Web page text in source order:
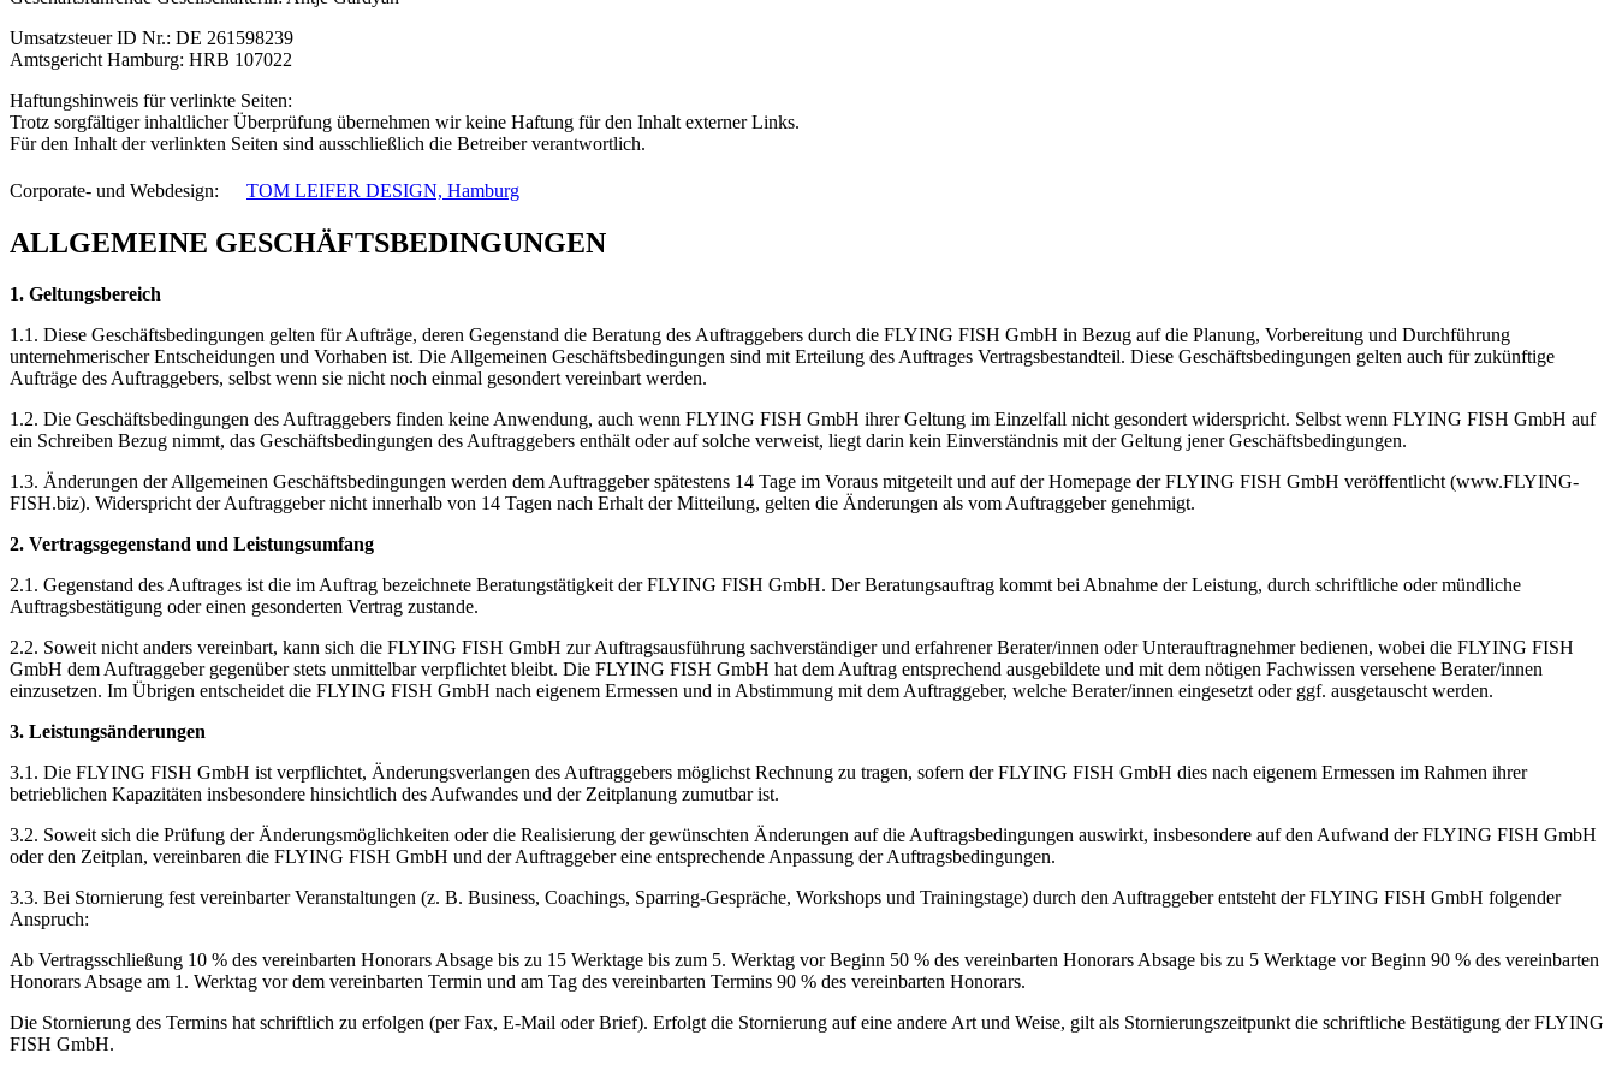
Umsatzsteuer ID Nr.: DE 261598239
Amtsgericht Hamburg: HRB 107022
Haftungshinweis für verlinkte Seiten:
Trotz sorgfältiger inhaltlicher Überprüfung übernehmen wir keine Haftung für den Inhalt externer Links.
Für den Inhalt der verlinkten Seiten sind ausschließlich die Betreiber verantwortlich.
Corporate- und Webdesign: ﾠ TOM LEIFER DESIGN, Hamburg
ALLGEMEINE GESCHÄFTSBEDINGUNGEN
1. Geltungsbereich
1.1. Diese Geschäftsbedingungen gelten für Aufträge, deren Gegenstand die Beratung des Auftraggebers durch die FLYING FISH GmbH in Bezug auf die Planung, Vorbereitung und Durchführung
unternehmerischer Entscheidungen und Vorhaben ist. Die Allgemeinen Geschäftsbedingungen sind mit Erteilung des Auftrages Vertragsbestandteil. Diese Geschäftsbedingungen gelten auch für zukünftige
Aufträge des Auftraggebers, selbst wenn sie nicht noch einmal gesondert vereinbart werden.
1.2. Die Geschäftsbedingungen des Auftraggebers finden keine Anwendung, auch wenn FLYING FISH GmbH ihrer Geltung im Einzelfall nicht gesondert widerspricht. Selbst wenn FLYING FISH GmbH auf
ein Schreiben Bezug nimmt, das Geschäftsbedingungen des Auftraggebers enthält oder auf solche verweist, liegt darin kein Einverständnis mit der Geltung jener Geschäftsbedingungen.
1.3. Änderungen der Allgemeinen Geschäftsbedingungen werden dem Auftraggeber spätestens 14 Tage im Voraus mitgeteilt und auf der Homepage der FLYING FISH GmbH veröffentlicht (www.FLYING-
FISH.biz). Widerspricht der Auftraggeber nicht innerhalb von 14 Tagen nach Erhalt der Mitteilung, gelten die Änderungen als vom Auftraggeber genehmigt.
2. Vertragsgegenstand und Leistungsumfang
2.1. Gegenstand des Auftrages ist die im Auftrag bezeichnete Beratungstätigkeit der FLYING FISH GmbH. Der Beratungsauftrag kommt bei Abnahme der Leistung, durch schriftliche oder mündliche
Auftragsbestätigung oder einen gesonderten Vertrag zustande.
2.2. Soweit nicht anders vereinbart, kann sich die FLYING FISH GmbH zur Auftragsausführung sachverständiger und erfahrener Berater/innen oder Unterauftragnehmer bedienen, wobei die FLYING FISH
GmbH dem Auftraggeber gegenüber stets unmittelbar verpflichtet bleibt. Die FLYING FISH GmbH hat dem Auftrag entsprechend ausgebildete und mit dem nötigen Fachwissen versehene Berater/innen
einzusetzen. Im Übrigen entscheidet die FLYING FISH GmbH nach eigenem Ermessen und in Abstimmung mit dem Auftraggeber, welche Berater/innen eingesetzt oder ggf. ausgetauscht werden.
3. Leistungsänderungen
3.1. Die FLYING FISH GmbH ist verpflichtet, Änderungsverlangen des Auftraggebers möglichst Rechnung zu tragen, sofern der FLYING FISH GmbH dies nach eigenem Ermessen im Rahmen ihrer
betrieblichen Kapazitäten insbesondere hinsichtlich des Aufwandes und der Zeitplanung zumutbar ist.
3.2. Soweit sich die Prüfung der Änderungsmöglichkeiten oder die Realisierung der gewünschten Änderungen auf die Auftragsbedingungen auswirkt, insbesondere auf den Aufwand der FLYING FISH GmbH
oder den Zeitplan, vereinbaren die FLYING FISH GmbH und der Auftraggeber eine entsprechende Anpassung der Auftragsbedingungen.
3.3. Bei Stornierung fest vereinbarter Veranstaltungen (z. B. Business, Coachings, Sparring-Gespräche, Workshops und Trainingstage) durch den Auftraggeber entsteht der FLYING FISH GmbH folgender
Anspruch:
Ab Vertragsschließung 10 % des vereinbarten Honorars Absage bis zu 15 Werktage bis zum 5. Werktag vor Beginn 50 % des vereinbarten Honorars Absage bis zu 5 Werktage vor Beginn 90 % des vereinbarten
Honorars Absage am 1. Werktag vor dem vereinbarten Termin und am Tag des vereinbarten Termins 90 % des vereinbarten Honorars.
Die Stornierung des Termins hat schriftlich zu erfolgen (per Fax, E-Mail oder Brief). Erfolgt die Stornierung auf eine andere Art und Weise, gilt als Stornierungszeitpunkt die schriftliche Bestätigung der FLYING
FISH GmbH.